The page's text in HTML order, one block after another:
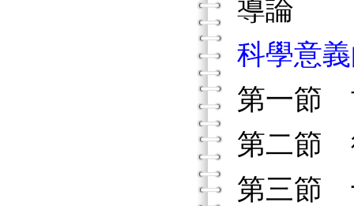
導論
科學意
第一節
第二節
第三節